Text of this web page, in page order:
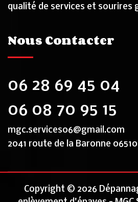
qualité de services et sourires
Nous Contacter
06 28 69 45 04
06 08 70 95 15
mgc.services06@gmail.com
2041 route de la Baronne
Copyright © 2026